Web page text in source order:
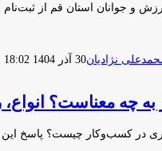
و جوانان استان قم از
نژادیان30 آذر 1404 18:02
چه معناست؟ انواع،
در کسب‌وکار چیست؟ پاسخ